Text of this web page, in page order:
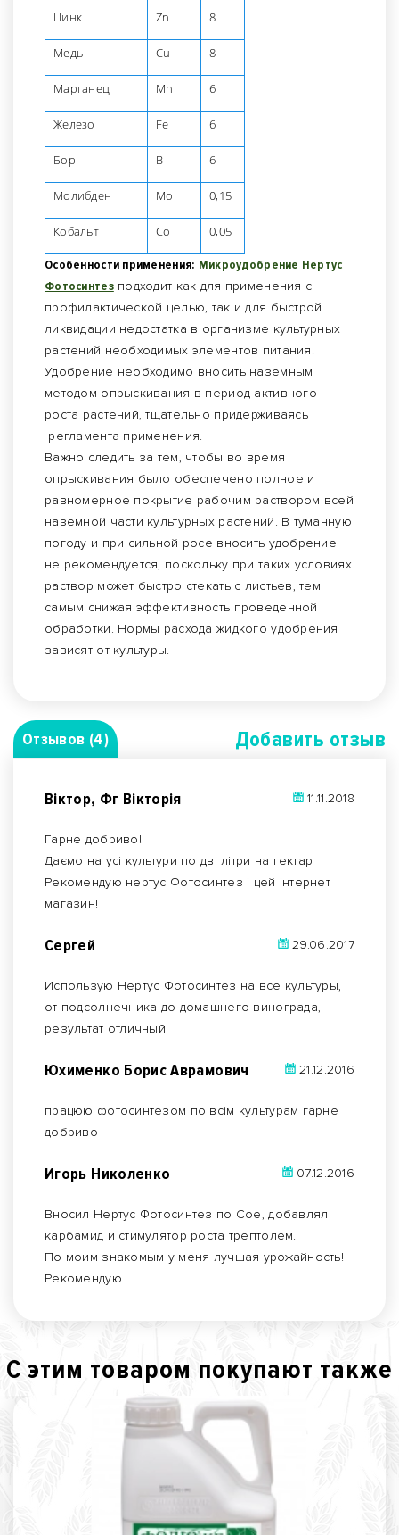
Цинк Zn 8
Медь Cu 8
Марганец Mn 6
Железо Fe 6
Бор B 6
Молибден Mo 0,15
Кобальт Co 0,05
Особенности применения: Микроудобрение Нертус
Фотосинтезподходит как для применения с
профилактической целью, так и для быстрой
ликвидации недостатка в организме культурных
растений необходимых элементов питания.
Удобрение необходимо вносить наземным
методом опрыскивания в период активного
роста растений, тщательно придерживаясь
регламента применения.
Важно следить за тем, чтобы во время
опрыскивания было обеспечено полное и
равномерное покрытие рабочим раствором всей
наземной части культурных растений. В туманную
погоду и при сильной росе вносить удобрение
не рекомендуется, поскольку при таких условиях
раствор может быстро стекать с листьев, тем
самым снижая эффективность проведенной
обработки. Нормы расхода жидкого удобрения
зависят от культуры.
Отзывов (4) Добавить отзыв
Віктор, Фг Вікторія 11.11.2018
Гарне добриво!
Даємо на усі культури по дві літри на гектар
Рекомендую нертус Фотосинтез і цей інтернет
магазин!
Сергей 29.06.2017
Использую Нертус Фотосинтез на все культуры,
от подсолнечника до домашнего винограда,
результат отличный
Юхименко Борис Аврамович 21.12.2016
працюю фотосинтезом по всім культурам гарне
добриво
Игорь Николенко 07.12.2016
Вносил Нертус Фотосинтез по Сое, добавлял
карбамид и стимулятор роста трептолем.
По моим знакомым у меня лучшая урожайность!
Рекомендую
С этим товаром покупают также